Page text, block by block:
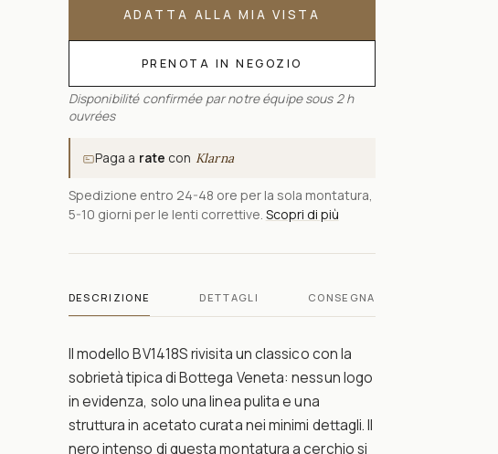
ADATTA ALLA MIA VISTA
PRENOTA IN NEGOZIO
Disponibilité confirmée par notre équipe sous 2 h
ouvrées
Paga a rate con Klarna
Spedizione entro 24-48 ore per la sola montatura,
5-10 giorni per le lenti correttive. Scopri di più
DESCRIZIONE DETTAGLI CONSEGNA
Il modello BV1418S rivisita un classico con la
sobrietà tipica di Bottega Veneta: nessun logo
in evidenza, solo una linea pulita e una
struttura in acetato curata nei minimi dettagli. Il
nero intenso di questa montatura a cerchio si